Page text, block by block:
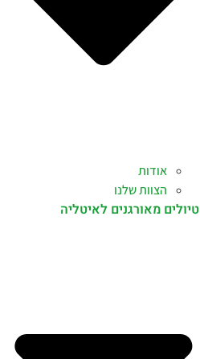
אודות
הצוות שלנו
טיולים מאורגנים לאיטליה